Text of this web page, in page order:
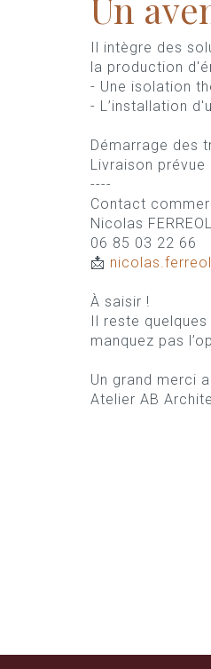
Il intègre des
la production
- Une isolation
- L’installation
Démarrage des
Livraison
----
Contact
Nicolas
06 85 03 22 66
📩
À saisir !
Il reste
manquez pas
Un grand merci
Atelier AB